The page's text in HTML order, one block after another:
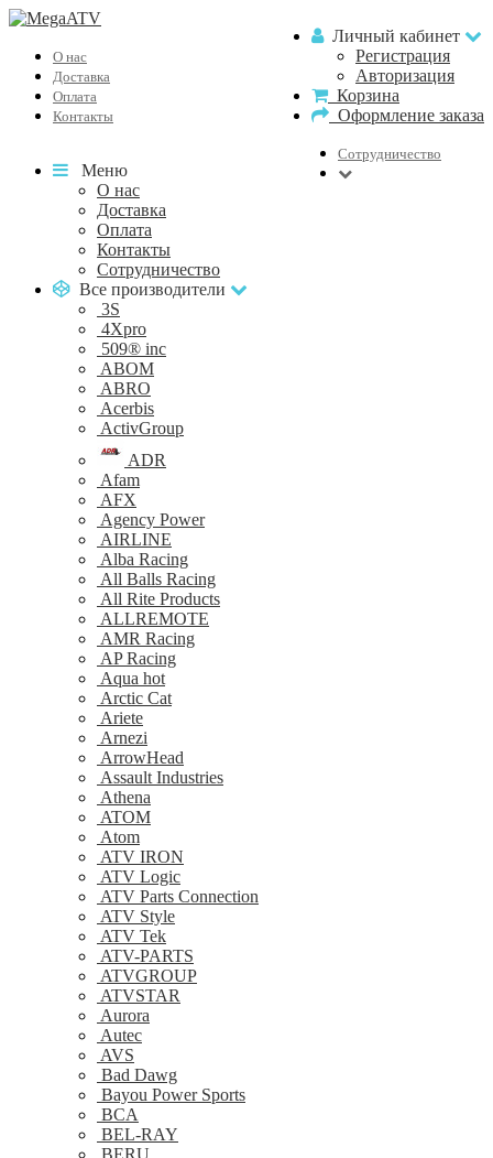
Личный кабинет
Регистрация
Авторизация
Корзина
Оформление заказа
Меню
О нас
Доставка
Оплата
Контакты
Сотрудничество
Все производители
3S
4Xpro
509® inc
ABOM
ABRO
Acerbis
ActivGroup
ADR
Afam
AFX
Agency Power
AIRLINE
Alba Racing
All Balls Racing
All Rite Products
ALLREMOTE
AMR Racing
AP Racing
Aqua hot
Arctic Cat
Ariete
Arnezi
ArrowHead
Assault Industries
Athena
ATOM
Atom
ATV IRON
ATV Logic
ATV Parts Connection
ATV Style
ATV Tek
ATV-PARTS
ATVGROUP
ATVSTAR
Aurora
Autec
AVS
Bad Dawg
Bayou Power Sports
BCA
BEL-RAY
BERU
О нас
Доставка
Оплата
Контакты
Сотрудничество